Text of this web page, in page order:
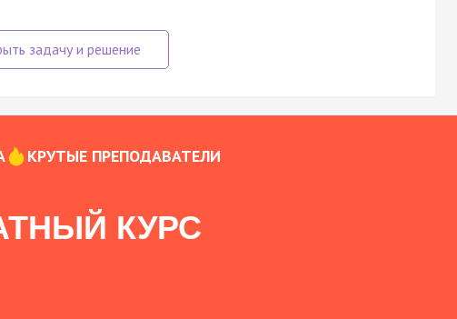
КРУТЫЕ ПРЕПОДАВАТЕЛИ
КУРС